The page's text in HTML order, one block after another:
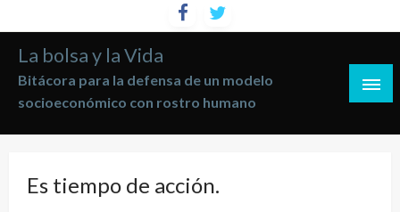
al
contenido
La bolsa y la Vida
Bitácora para la defensa de un modelo
socioeconómico con rostro humano
Es tiempo de acción.